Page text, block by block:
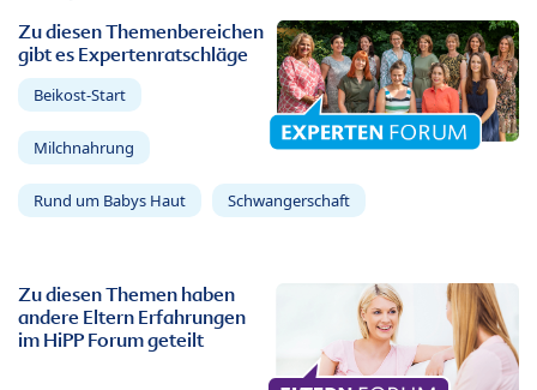
Zu diesen Themenbereichen
gibt es Expertenratschläge
Beikost-Start
Milchnahrung
Rund um Babys Haut Schwangerschaft
Zu diesen Themen haben
andere Eltern Erfahrungen
im HiPP Forum geteilt